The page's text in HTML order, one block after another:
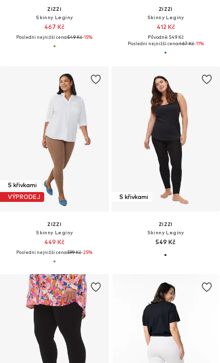
ZIZZI
Skinny Legíny
467 Kč
Poslední nejnižší cena:549 Kč-15%
ZIZZI
Skinny Legíny
412 Kč
Původně: 549 Kč
Poslední nejnižší cena:467 Kč-11%
S křivkami
VÝPRODEJ
ZIZZI
Skinny Legíny
449 Kč
Poslední nejnižší cena:599 Kč-25%
S křivkami
ZIZZI
Skinny Legíny
549 Kč